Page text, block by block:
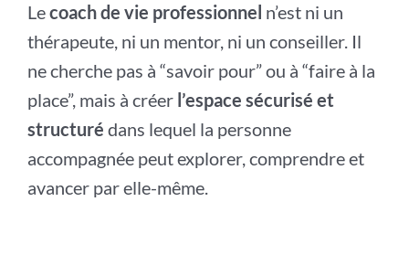
Lecoach de vie professionnel n’est ni un
thérapeute, ni un mentor, ni un conseiller. Il
ne cherche pas à “savoir pour” ou à “faire à la
place”, mais à créer l’espace sécurisé et
structuré dans lequel la personne
accompagnée peut explorer, comprendre et
avancer par elle-même.